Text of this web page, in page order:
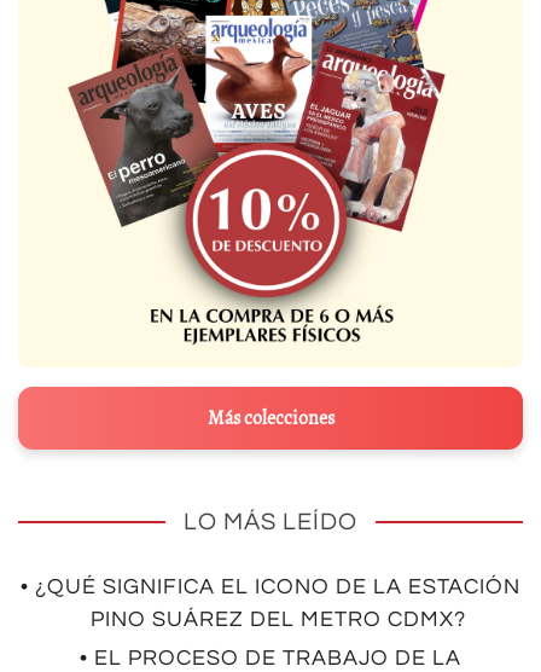
Más colecciones
LO MÁS LEÍDO
• ¿QUÉ SIGNIFICA EL ICONO DE LA ESTACIÓN
PINO SUÁREZ DEL METRO CDMX?
• EL PROCESO DE TRABAJO DE LA